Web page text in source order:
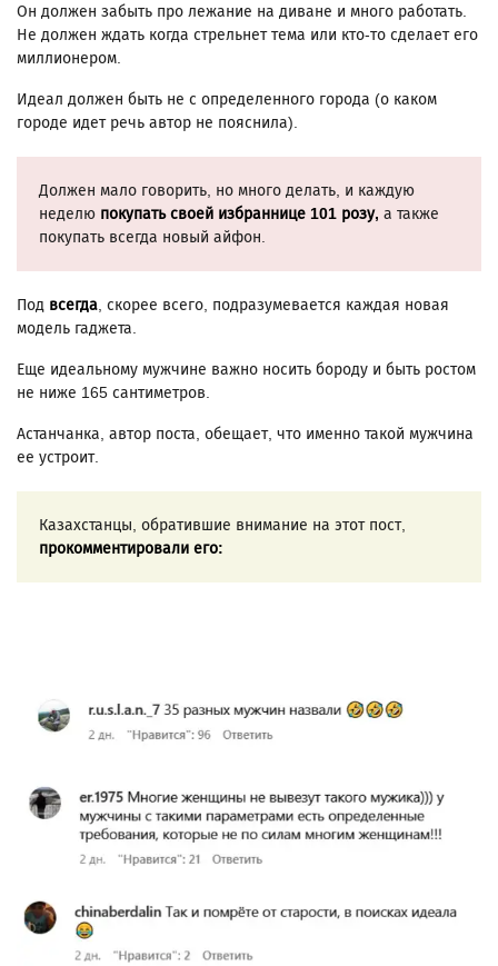
Он должен забыть про лежание на диване и много работать.
Не должен ждать когда стрельнет тема или кто-то сделает его
миллионером.
Идеал должен быть не с определенного города (о каком
городе идет речь автор не пояснила).
Должен мало говорить, но много делать, и каждую
неделю покупать своей избраннице 101 розу, а также
покупать всегда новый айфон.
Под всегда, скорее всего, подразумевается каждая новая
модель гаджета.
Еще идеальному мужчине важно носить бороду и быть ростом
не ниже 165 сантиметров.
Астанчанка, автор поста, обещает, что именно такой мужчина
ее устроит.
Казахстанцы, обратившие внимание на этот пост,
прокомментировали его: